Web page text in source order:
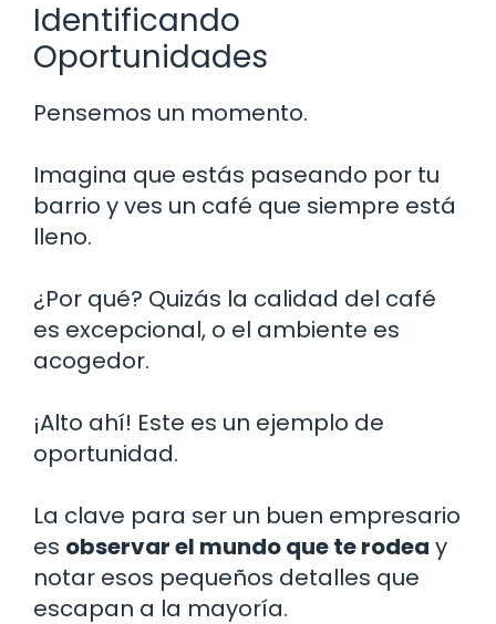
Identificando
Oportunidades
Pensemos un momento.
Imagina que estás paseando por tu
barrio y ves un café que siempre está
lleno.
¿Por qué? Quizás la calidad del café
es excepcional, o el ambiente es
acogedor.
¡Alto ahí! Este es un ejemplo de
oportunidad.
La clave para ser un buen empresario
es observar el mundo que te rodea y
notar esos pequeños detalles que
escapan a la mayoría.